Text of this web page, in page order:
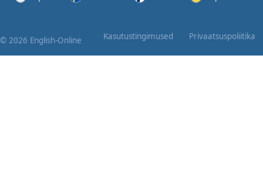
© 2026 English-Online Kasutustingimused Privaatsuspoliitika